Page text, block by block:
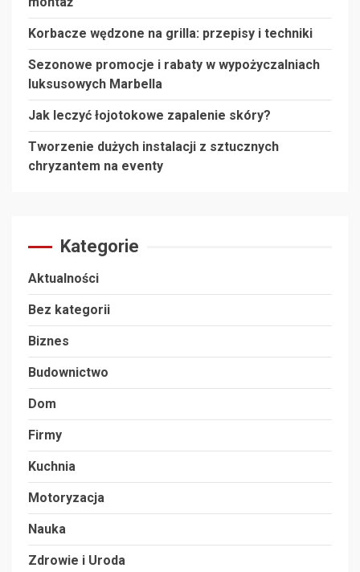
Korbacze wędzone na grilla: przepisy i techniki
Sezonowe promocje i rabaty w wypożyczalniach
luksusowych Marbella
Jak leczyć łojotokowe zapalenie skóry?
Tworzenie dużych instalacji z sztucznych
chryzantem na eventy
Kategorie
Aktualności
Bez kategorii
Biznes
Budownictwo
Dom
Firmy
Kuchnia
Motoryzacja
Nauka
Zdrowie i Uroda